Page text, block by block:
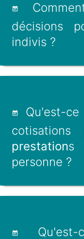
décisions
indivis ?
Qu'est-
cotisations
prestations
personne ?